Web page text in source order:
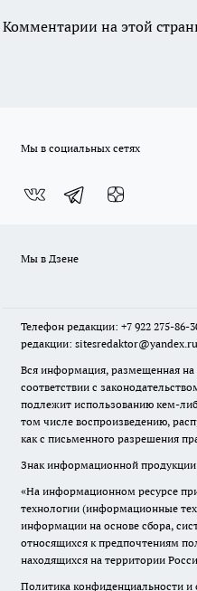
Комментарии на этой
Мы в социальных сетях
Мы в Дзене
Телефон редакции: +7 922 275-86-
редакции: sitesredaktor@yandex.ru
Вся информация, размещенная на
соответствии с
подлежит использованию кем-
том числе воспроизведению,
как с письменного разрешения
Знак информационной
«На информационном ресурсе
технологии (информационные
информации на основе сбора,
относящихся к предпочтениям
находящихся на территории
Политика конфиденциальности